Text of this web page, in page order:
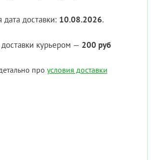
доставки: 10.08.2026.
курьером — 200 руб
про условия доставки